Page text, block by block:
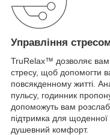
Управління
TruRelax™ дозволяє вам
стресу, щоб допомогти
повсякденному житті.
пульсу, годинник
допоможуть вам
підтримка для щоденної
душевний комфорт.